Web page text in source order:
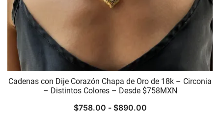
Cadenas con Dije Corazón Chapa de Oro de 18k – Circonia
– Distintos Colores – Desde $758MXN
$758.00 - $890.00Rango